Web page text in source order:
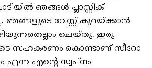
ഞങ്ങൾ പ്ലാസ്റ്റിക്
ഞങ്ങളുടെ വേസ്റ്റ് കുറയ്ക്കാൻ
ചെയ്തു. ഇരു
സഹകരണം കൊണ്ടാണ് സീറോ
എന്ന എൻ്റെ സ്വപ്നം